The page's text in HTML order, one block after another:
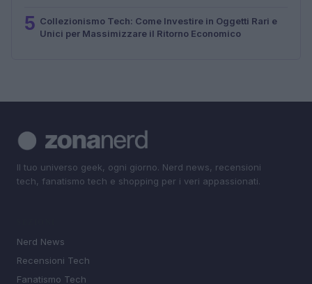
5 Collezionismo Tech: Come Investire in Oggetti Rari e
Unici per Massimizzare il Ritorno Economico
Il tuo universo geek, ogni giorno. Nerd news, recensioni
tech, fanatismo tech e shopping per i veri appassionati.
Nerd News
Recensioni Tech
Fanatismo Tech